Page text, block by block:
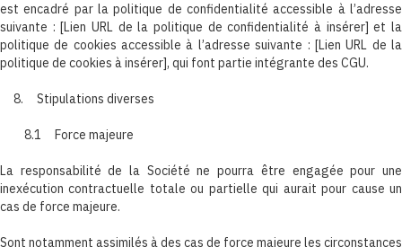
est encadré par la politique de confidentialité accessible à l’adresse
suivante : [Lien URL de la politique de confidentialité à insérer] et la
politique de cookies accessible à l’adresse suivante : [Lien URL de la
politique de cookies à insérer], qui font partie intégrante des CGU.
8. Stipulations diverses
8.1 Force majeure
La responsabilité de la Société ne pourra être engagée pour une
inexécution contractuelle totale ou partielle qui aurait pour cause un
cas de force majeure.
Sont notamment assimilés à des cas de force majeure les circonstances